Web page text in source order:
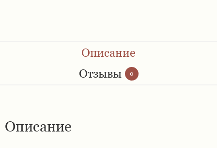
Ремешки 36 мм
Мужские ремешки
Описание
Отзывы
0
Описание